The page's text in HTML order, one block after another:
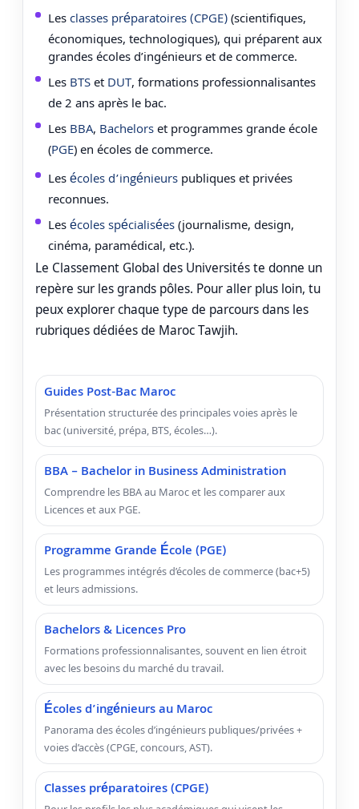
Les classes préparatoires (CPGE) (scientifiques,
économiques, technologiques), qui préparent aux
grandes écoles d’ingénieurs et de commerce.
Les BTS et DUT, formations professionnalisantes
de 2 ans après le bac.
Les BBA, Bachelors et programmes grande école
(PGE) en écoles de commerce.
Les écoles d’ingénieurs publiques et privées
reconnues.
Les écoles spécialisées (journalisme, design,
cinéma, paramédical, etc.).
Le Classement Global des Universités te donne un
repère sur les grands pôles. Pour aller plus loin, tu
peux explorer chaque type de parcours dans les
rubriques dédiées de Maroc Tawjih.
Guides Post-Bac Maroc
Présentation structurée des principales voies après le
bac (université, prépa, BTS, écoles…).
BBA – Bachelor in Business Administration
Comprendre les BBA au Maroc et les comparer aux
Licences et aux PGE.
Programme Grande École (PGE)
Les programmes intégrés d’écoles de commerce (bac+5)
et leurs admissions.
Bachelors & Licences Pro
Formations professionnalisantes, souvent en lien étroit
avec les besoins du marché du travail.
Écoles d’ingénieurs au Maroc
Panorama des écoles d’ingénieurs publiques/privées +
voies d’accès (CPGE, concours, AST).
Classes préparatoires (CPGE)